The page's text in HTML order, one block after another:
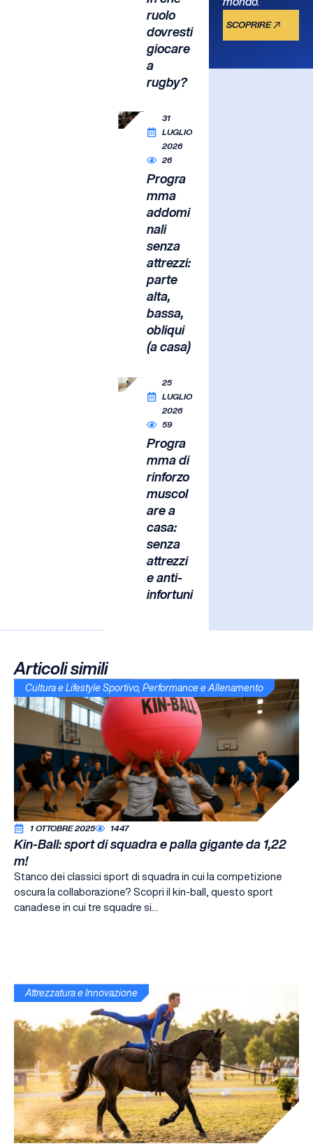
ruolo
dovresti
giocare
a
rugby?
31
LUGLIO
2026
26
Progra
mma
addomi
nali
senza
attrezzi:
parte
alta,
bassa,
obliqui
(a casa)
25
LUGLIO
2026
59
Progra
mma di
rinforzo
muscol
are a
casa:
senza
attrezzi
e anti-
infortuni
SCOPRIRE
Articoli simili
Cultura e Lifestyle Sportivo, Performance e Allenamento
1 OTTOBRE 2025 1447
Kin-Ball: sport di squadra e palla gigante da 1,22
m!
Stanco dei classici sport di squadra in cui la competizione
oscura la collaborazione? Scopri il kin-ball, questo sport
canadese in cui tre squadre si...
Attrezzatura e Innovazione